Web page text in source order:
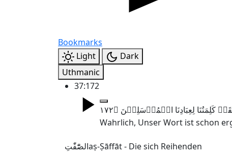
Bookmarks
Light
Dark
Uthmanic
37:172
Wahrlich, Unser Wort ist schon
الصّٰٓفّٰتِaṣ-Ṣāffāt - Die sich Reihenden